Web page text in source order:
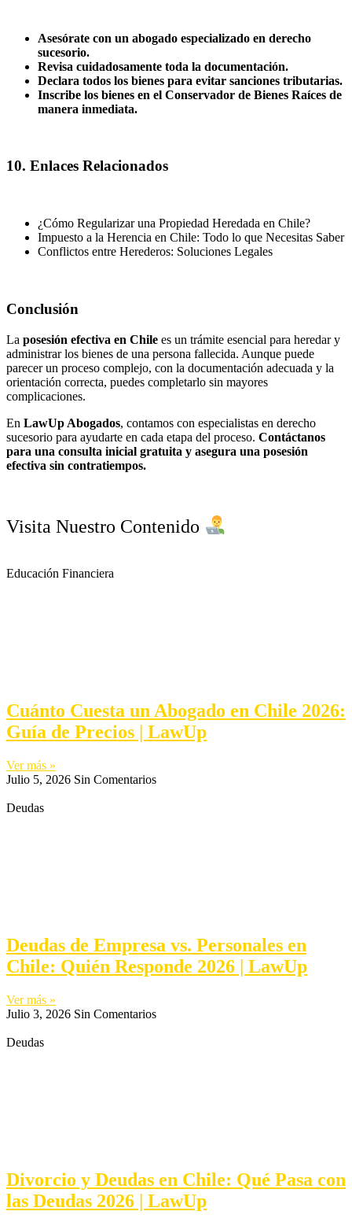
Asesórate con un abogado especializado en derecho
sucesorio.
Revisa cuidadosamente toda la documentación.
Declara todos los bienes para evitar sanciones tributarias.
Inscribe los bienes en el Conservador de Bienes Raíces de
manera inmediata.
10. Enlaces Relacionados
¿Cómo Regularizar una Propiedad Heredada en Chile?
Impuesto a la Herencia en Chile: Todo lo que Necesitas Saber
Conflictos entre Herederos: Soluciones Legales
Conclusión
La posesión efectiva en Chile es un trámite esencial para heredar y
administrar los bienes de una persona fallecida. Aunque puede
parecer un proceso complejo, con la documentación adecuada y la
orientación correcta, puedes completarlo sin mayores
complicaciones.
En LawUp Abogados, contamos con especialistas en derecho
sucesorio para ayudarte en cada etapa del proceso. Contáctanos
para una consulta inicial gratuita y asegura una posesión
efectiva sin contratiempos.
Visita Nuestro Contenido
Educación Financiera
Cuánto Cuesta un Abogado en Chile 2026:
Guía de Precios | LawUp
Ver más »
Julio 5, 2026 Sin Comentarios
Deudas
Deudas de Empresa vs. Personales en
Chile: Quién Responde 2026 | LawUp
Ver más »
Julio 3, 2026 Sin Comentarios
Deudas
Divorcio y Deudas en Chile: Qué Pasa con
las Deudas 2026 | LawUp